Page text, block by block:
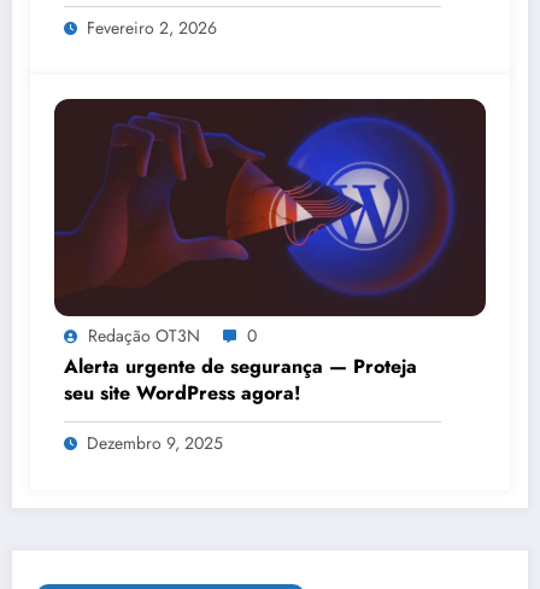
Fevereiro 2, 2026
Redação OT3N 0
Alerta urgente de segurança — Proteja
seu site WordPress agora!
Dezembro 9, 2025